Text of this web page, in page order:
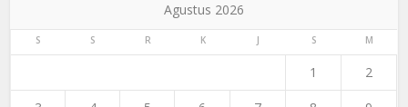
Agustus 2026
S S R K J S M
1 2